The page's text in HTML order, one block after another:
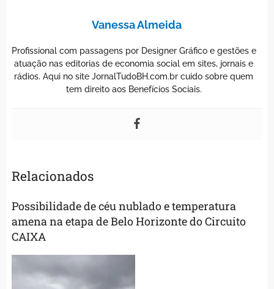
Vanessa Almeida
Profissional com passagens por Designer Gráfico e gestões e
atuação nas editorias de economia social em sites, jornais e
rádios. Aqui no site JornalTudoBH.com.br cuido sobre quem
tem direito aos Benefícios Sociais.
Relacionados
Possibilidade de céu nublado e temperatura
amena na etapa de Belo Horizonte do Circuito
CAIXA